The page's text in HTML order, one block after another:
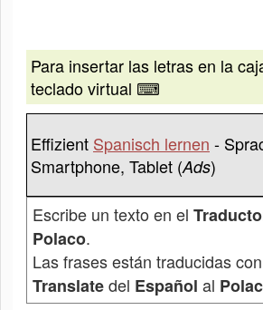
Para insertar las letras en la
teclado virtual ⌨
Effizient Spanisch lernen -
Smartphone, Tablet (Ads)
Escribe un texto en el
Polaco.
Las frases están traducidas con
Translatedel Español al